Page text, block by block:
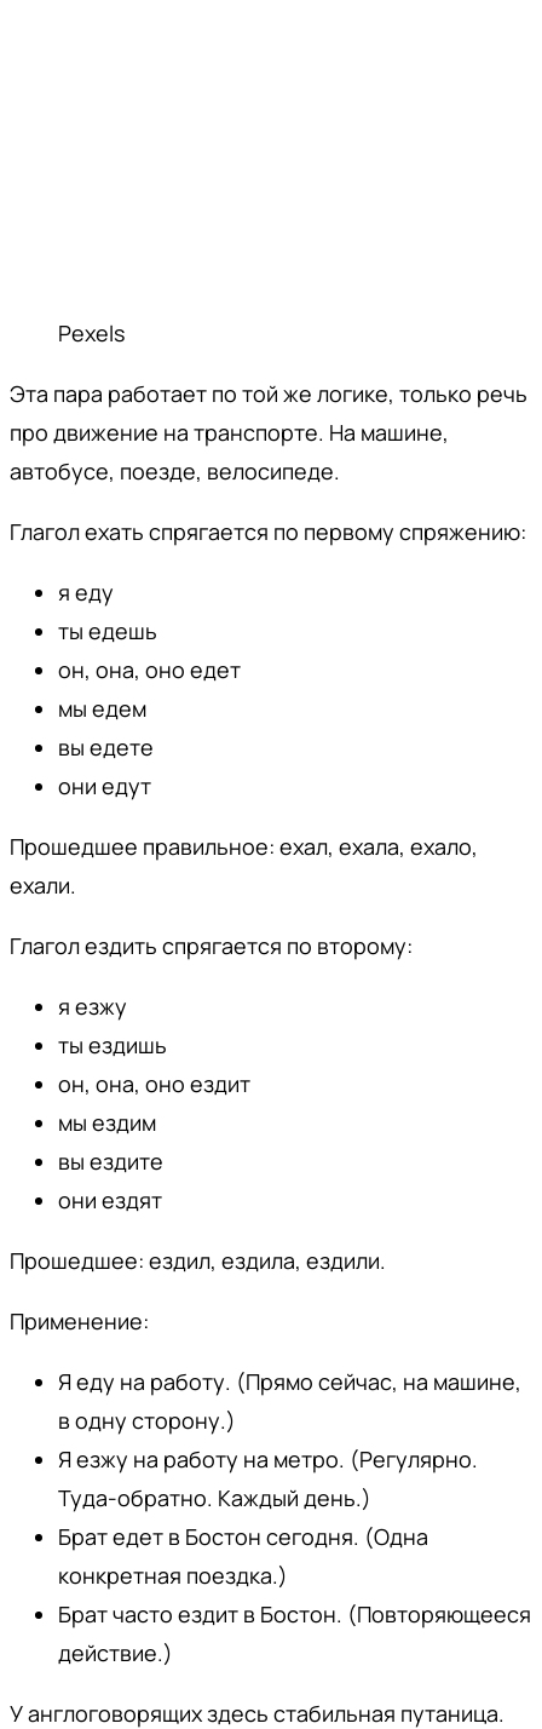
Pexels
Эта пара работает по той же логике, только речь
про движение на транспорте. На машине,
автобусе, поезде, велосипеде.
Глагол ехать спрягается по первому спряжению:
я еду
ты едешь
он, она, оно едет
мы едем
вы едете
они едут
Прошедшее правильное: ехал, ехала, ехало,
ехали.
Глагол ездить спрягается по второму:
я езжу
ты ездишь
он, она, оно ездит
мы ездим
вы ездите
они ездят
Прошедшее: ездил, ездила, ездили.
Применение:
Я еду на работу. (Прямо сейчас, на машине,
в одну сторону.)
Я езжу на работу на метро. (Регулярно.
Туда-обратно. Каждый день.)
Брат едет в Бостон сегодня. (Одна
конкретная поездка.)
Брат часто ездит в Бостон. (Повторяющееся
действие.)
У англоговорящих здесь стабильная путаница.